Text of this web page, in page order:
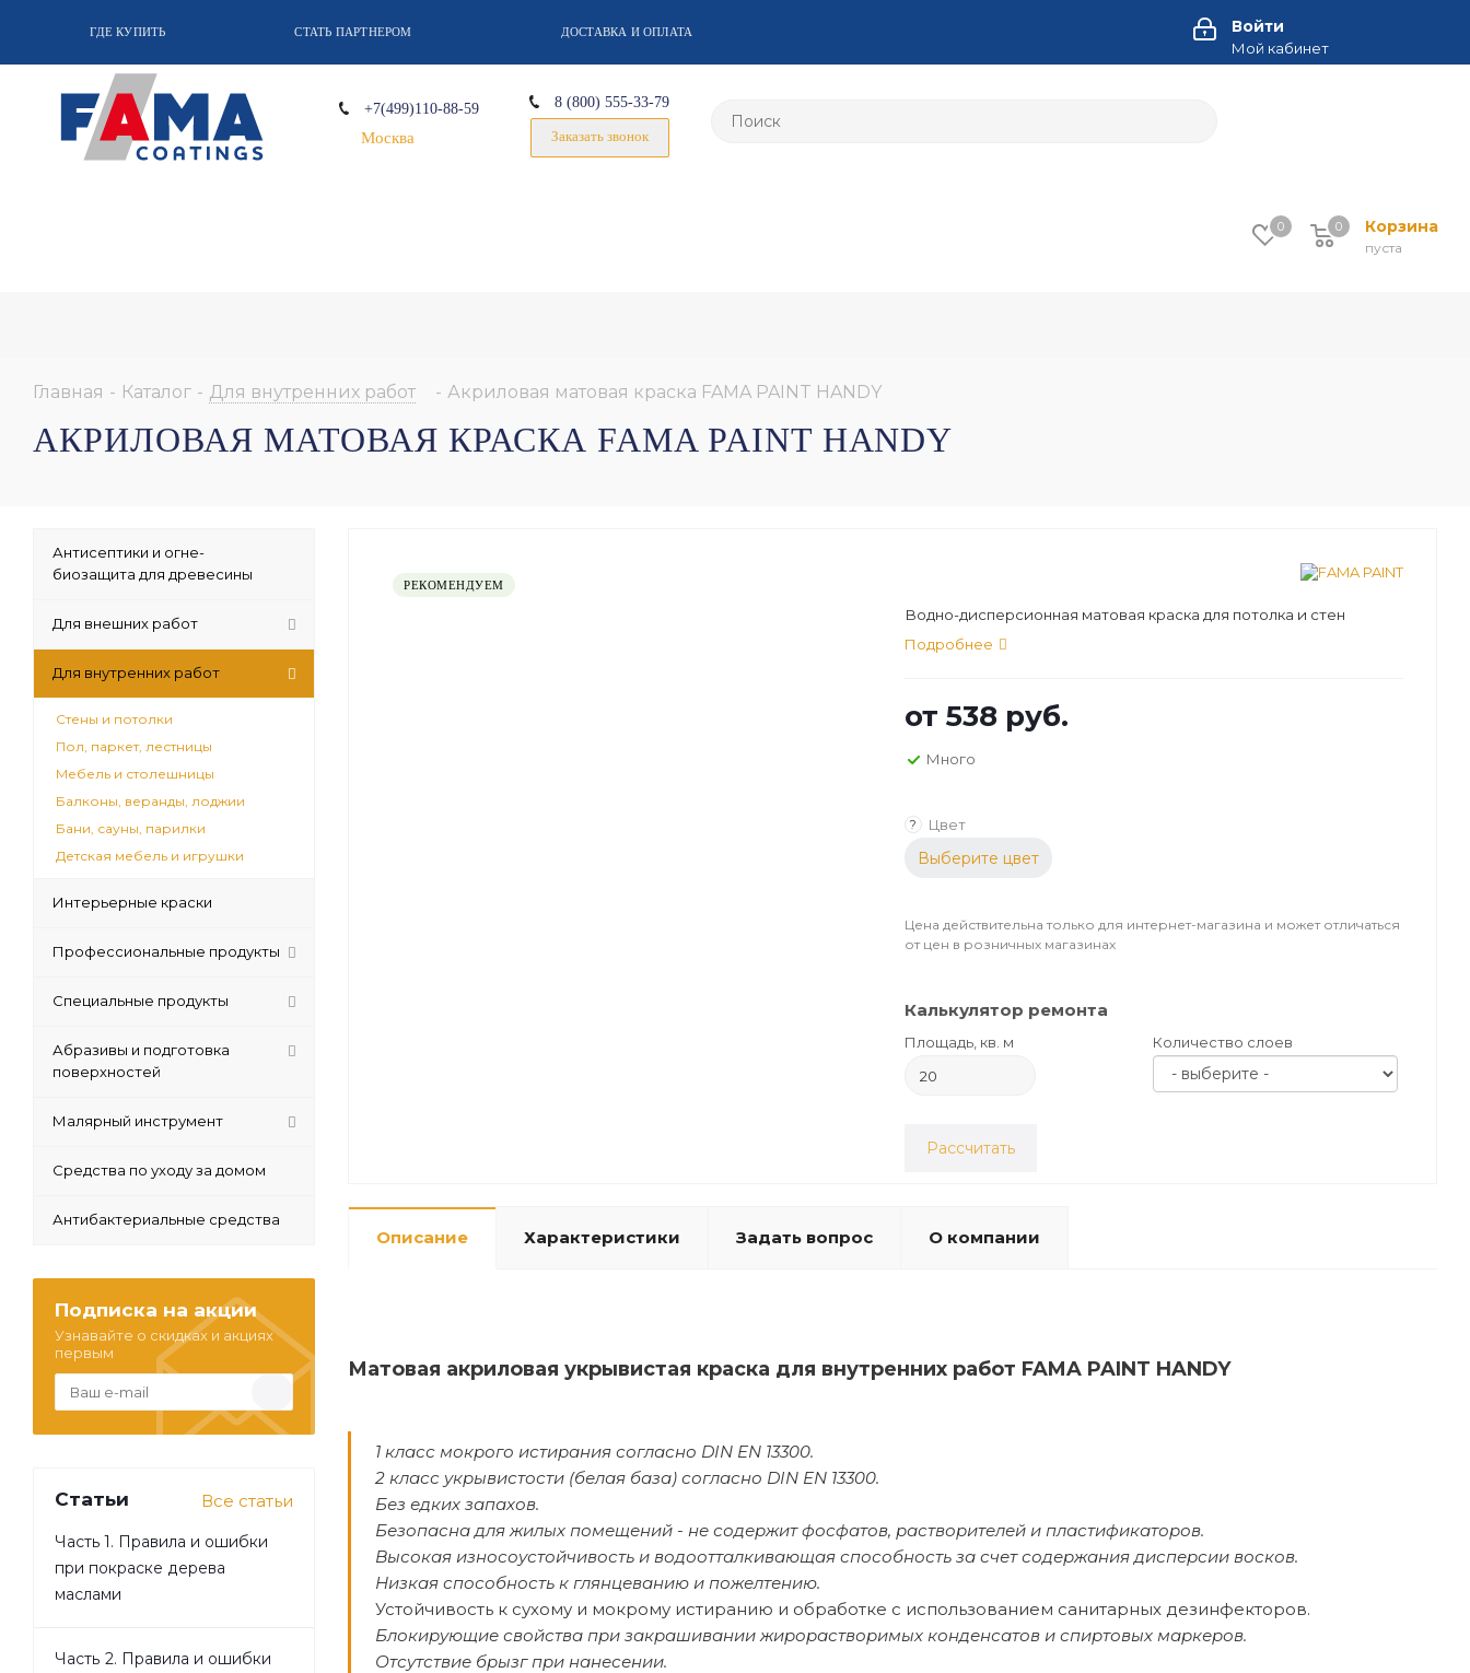
ГДЕ КУПИТЬ СТАТЬ ПАРТНЕРОМ ДОСТАВКА И ОПЛАТА Войти
Мой кабинет
+7(499)110-88-59
Москва
8 (800) 555-33-79
Заказать звонок
0 Корзина
пуста
0
Главная - Каталог - Для внутренних работ - Акриловая матовая краска FAMA PAINT HANDY
АКРИЛОВАЯ МАТОВАЯ КРАСКА FAMA PAINT HANDY
РЕКОМЕНДУЕМ
Водно-дисперсионная матовая краска для потолка и стен
Подробнее
от 538 руб.
Много
? Цвет
Выберите цвет
Цена действительна только для интернет-магазина и может отличаться
от цен в розничных магазинах
Калькулятор ремонта
Площадь, кв. м Количество слоев
Рассчитать
Описание Характеристики Задать вопрос О компании
Матовая акриловая укрывистая краска для внутренних работ FAMA PAINT HANDY
1 класс мокрого истирания согласно DIN EN 13300.
2 класс укрывистости (белая база) согласно DIN EN 13300.
Без едких запахов.
Безопасна для жилых помещений - не содержит фосфатов, растворителей и пластификаторов.
Высокая износоустойчивость и водоотталкивающая способность за счет содержания дисперсии восков.
Низкая способность к глянцеванию и пожелтению.
Устойчивость к сухому и мокрому истиранию и обработке с использованием санитарных дезинфекторов.
Блокирующие свойства при закрашивании жирорастворимых конденсатов и спиртовых маркеров.
Отсутствие брызг при нанесении.
Антисептики и огне-
биозащита для древесины
Для внешних работ
Для внутренних работ
Стены и потолки
Пол, паркет, лестницы
Мебель и столешницы
Балконы, веранды, лоджии
Бани, сауны, парилки
Детская мебель и игрушки
Интерьерные краски
Профессиональные продукты
Специальные продукты
Абразивы и подготовка
поверхностей
Малярный инструмент
Средства по уходу за домом
Антибактериальные средства
Подписка на акции
Узнавайте о скидках и акциях
первым
Статьи Все статьи
Часть 1. Правила и ошибки
при покраске дерева
маслами
Часть 2. Правила и ошибки